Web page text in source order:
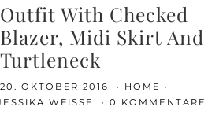
Outfit With Checked
Blazer, Midi Skirt And
Turtleneck
20. OKTOBER 2016
HOME
WEISSE
0 KOMMENTARE